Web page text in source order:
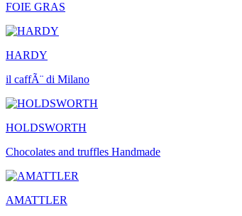
FOIE GRAS
HARDY
il caffÃ¨ di Milano
HOLDSWORTH
Chocolates and truffles Handmade
AMATTLER